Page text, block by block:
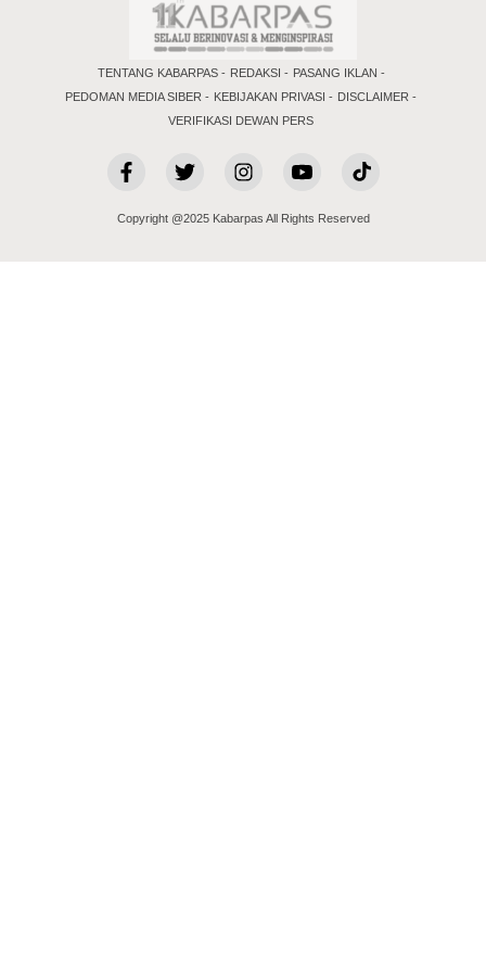
TENTANG KABARPAS REDAKSI
PASANG IKLAN
PEDOMAN MEDIA SIBER
KEBIJAKAN PRIVASI
DISCLAIMER
VERIFIKASI DEWAN PERS
Copyright @2025 Kabarpas All Rights Reserved